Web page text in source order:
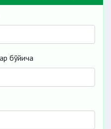
бўйича